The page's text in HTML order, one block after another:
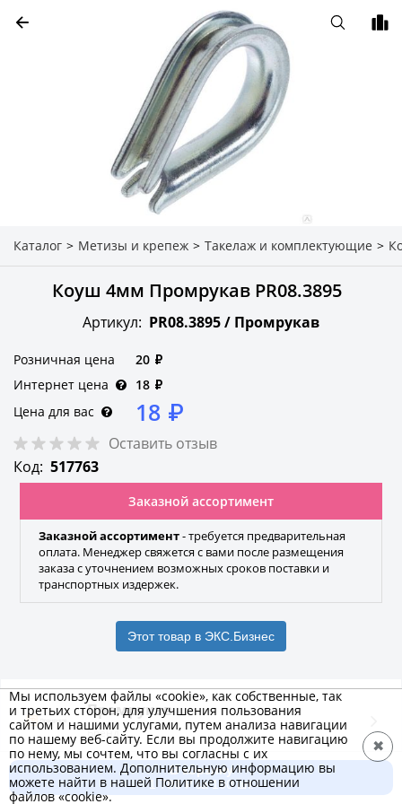
Каталог > Метизы и крепеж > Такелаж и комплектующие >
Коуш 4мм Промрукав PR08.3895
Артикул: PR08.3895 / Промрукав
Розничная цена 20 ₽
Интернет цена
18 ₽
Цена для вас
18 ₽
Оставить отзыв
Код: 517763
Заказной ассортимент
Заказной ассортимент- требуется предварительная
оплата. Менеджер свяжется с вами после размещения
заказа с уточнением возможных сроков поставки и
транспортных издержек.
Этот товар в ЭКС.Бизнес
Промрукав
Бренд
Характеристики Добавить к сравнению
В корзину
1 786 ₽ за 100 шт.
Мы используем файлы «cookie», как собственные, так
и третьих сторон, для улучшения пользования
сайтом и нашими услугами, путем анализа навигации
по нашему веб-сайту. Если вы продолжите навигацию
по нему, мы сочтем, что вы согласны с их
использованием. Дополнительную информацию вы
можете найти в нашей Политике в отношении
файлов «cookie».
✖